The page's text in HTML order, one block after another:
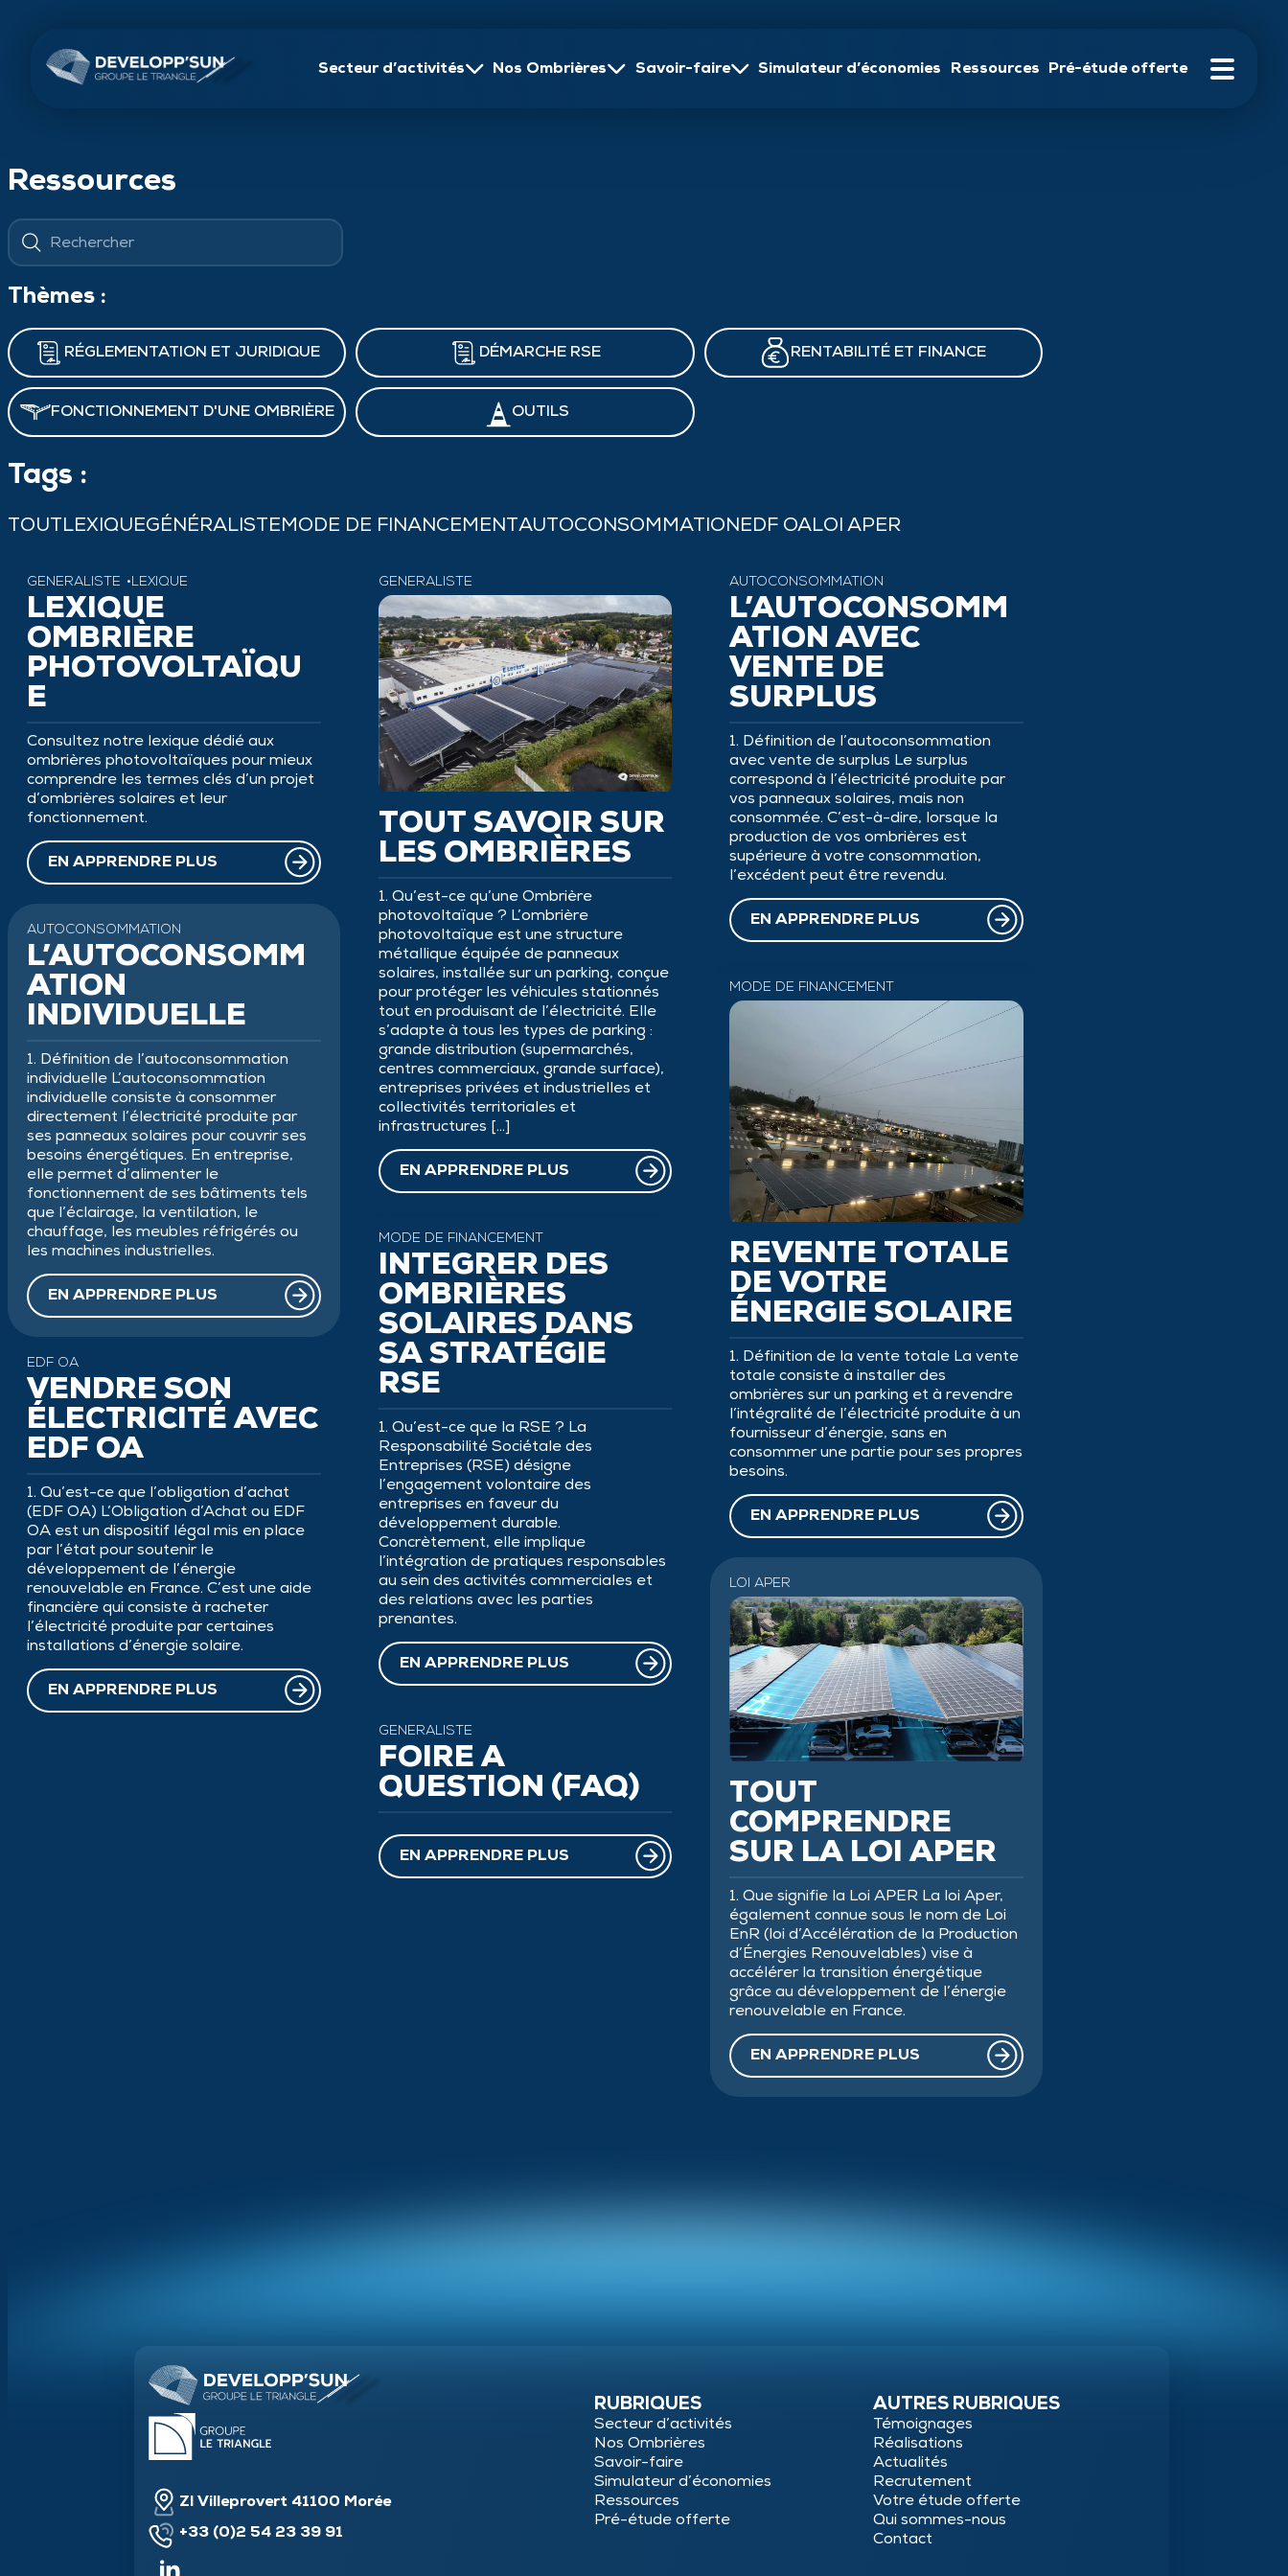
content
Secteur d’activités
Industriel Nos Ombrières
clé en main Savoir-faire Simulateur d’économies Ressources Pré-étude offerte
Ressources
Thèmes :
RÉGLEMENTATION ET JURIDIQUE DÉMARCHE RSE RENTABILITÉ ET FINANCE
FONCTIONNEMENT D'UNE OMBRIÈRE OUTILS
Tags :
TOUTLEXIQUEGÉNÉRALISTEMODE DE FINANCEMENTAUTOCONSOMMATIONEDF OALOI APER
GÉNÉRALISTE LEXIQUE
LEXIQUE
OMBRIÈRE
PHOTOVOLTAÏQU
E
Consultez notre lexique dédié aux
ombrières photovoltaïques pour mieux
comprendre les termes clés d’un projet
d’ombrières solaires et leur
fonctionnement.
EN APPRENDRE PLUS
AUTOCONSOMMATION
L’AUTOCONSOMM
ATION
INDIVIDUELLE
1. Définition de l’autoconsommation
individuelle L’autoconsommation
individuelle consiste à consommer
directement l’électricité produite par
ses panneaux solaires pour couvrir ses
besoins énergétiques. En entreprise,
elle permet d’alimenter le
fonctionnement de ses bâtiments tels
que l’éclairage, la ventilation, le
chauffage, les meubles réfrigérés ou
les machines industrielles.
EN APPRENDRE PLUS
EDF OA
VENDRE SON
ÉLECTRICITÉ AVEC
EDF OA
1. Qu’est-ce que l’obligation d’achat
(EDF OA) L’Obligation d’Achat ou EDF
OA est un dispositif légal mis en place
par l’état pour soutenir le
développement de l’énergie
renouvelable en France. C’est une aide
financière qui consiste à racheter
l’électricité produite par certaines
installations d’énergie solaire.
EN APPRENDRE PLUS
GÉNÉRALISTE
TOUT SAVOIR SUR
LES OMBRIÈRES
1. Qu’est-ce qu’une Ombrière
photovoltaïque ? L’ombrière
photovoltaïque est une structure
métallique équipée de panneaux
solaires, installée sur un parking, conçue
pour protéger les véhicules stationnés
tout en produisant de l’électricité. Elle
s’adapte à tous les types de parking :
grande distribution (supermarchés,
centres commerciaux, grande surface),
entreprises privées et industrielles et
collectivités territoriales et
infrastructures […]
EN APPRENDRE PLUS
MODE DE FINANCEMENT
INTÉGRER DES
OMBRIÈRES
SOLAIRES DANS
SA STRATÉGIE
RSE
1. Qu’est-ce que la RSE ? La
Responsabilité Sociétale des
Entreprises (RSE) désigne
l’engagement volontaire des
entreprises en faveur du
développement durable.
Concrètement, elle implique
l’intégration de pratiques responsables
au sein des activités commerciales et
des relations avec les parties
prenantes.
EN APPRENDRE PLUS
GÉNÉRALISTE
FOIRE À
QUESTION (FAQ)
EN APPRENDRE PLUS
AUTOCONSOMMATION
L’AUTOCONSOMM
ATION AVEC
VENTE DE
SURPLUS
1. Définition de l’autoconsommation
avec vente de surplus Le surplus
correspond à l’électricité produite par
vos panneaux solaires, mais non
consommée. C’est-à-dire, lorsque la
production de vos ombrières est
supérieure à votre consommation,
l’excédent peut être revendu.
EN APPRENDRE PLUS
MODE DE FINANCEMENT
REVENTE TOTALE
DE VOTRE
ÉNERGIE SOLAIRE
1. Définition de la vente totale La vente
totale consiste à installer des
ombrières sur un parking et à revendre
l’intégralité de l’électricité produite à un
fournisseur d’énergie, sans en
consommer une partie pour ses propres
besoins.
EN APPRENDRE PLUS
LOI APER
TOUT
COMPRENDRE
SUR LA LOI APER
1. Que signifie la Loi APER La loi Aper,
également connue sous le nom de Loi
EnR (loi d’Accélération de la Production
d’Énergies Renouvelables) vise à
accélérer la transition énergétique
grâce au développement de l’énergie
renouvelable en France.
EN APPRENDRE PLUS
ZI Villeprovert 41100 Morée
+33 (0)2 54 23 39 91
RUBRIQUES
Secteur d’activités
Nos Ombrières
Savoir-faire
Simulateur d’économies
Ressources
Pré-étude offerte
AUTRES RUBRIQUES
Témoignages
Réalisations
Actualités
Recrutement
Votre étude offerte
Qui sommes-nous
Contact